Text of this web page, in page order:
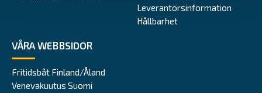
Leverantörsinformation
Hållbarhet
VÅRA WEBBSIDOR
Fritidsbåt Finland/Åland
Venevakuutus Suomi